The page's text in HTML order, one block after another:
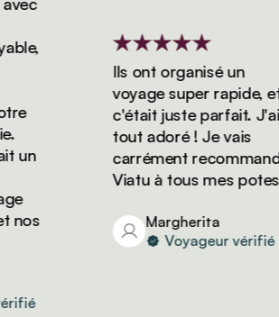
Ils ont organisé un
voyage super rapide, et
c'était juste parfait. J'ai
tout adoré ! Je vais
carrément recommander
Viatu à tous mes potes !
Margherita
Voyageur vérifié